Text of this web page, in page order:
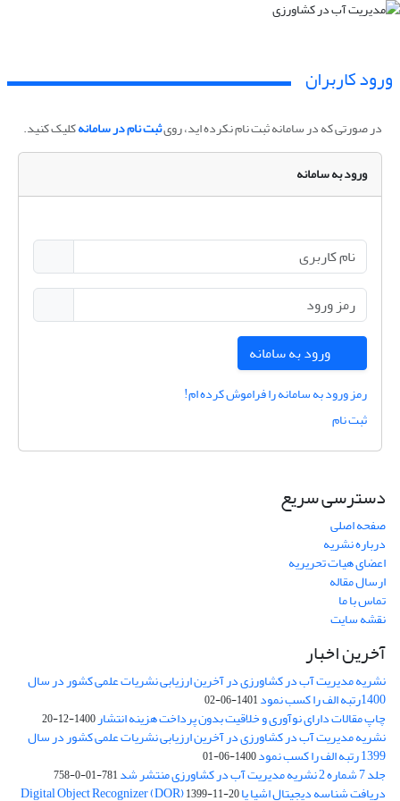
ورود کاربران
در صورتی که در سامانه ثبت نام نکرده اید، رویثبت نام در سامانهکلیک کنید.
ورود به سامانه
ورود به سامانه
رمز ورود به سامانه را فراموش کرده ام!
ثبت نام
دسترسی سریع
صفحه اصلی
درباره نشریه
اعضای هیات تحریریه
ارسال مقاله
تماس با ما
نقشه سایت
آخرین اخبار
نشریه مدیریت آب در کشاورزی در آخرین ارزیابی نشریات علمی کشور در سال
1400رتبه الف را کسب نمود 1401-06-02
چاپ مقالات دارای نوآوری و خلاقیت بدون پرداخت هزینه انتشار1400-12-20
نشریه مدیریت آب در کشاورزی در آخرین ارزیابی نشریات علمی کشور در سال
1399 رتبه الف را کسب نمود 1400-06-01
جلد 7 شماره 2 نشریه مدیریت آب در کشاورزی منتشر شد 781-01-0-758
دریافت شناسه دیجیتال اشیا یا Digital Object Recognizer (DOR)1399-11-20